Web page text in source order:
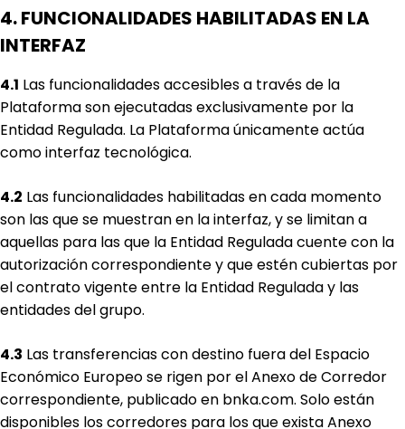
4. FUNCIONALIDADES HABILITADAS EN LA
INTERFAZ
4.1 Las funcionalidades accesibles a través de la
Plataforma son ejecutadas exclusivamente por la
Entidad Regulada. La Plataforma únicamente actúa
como interfaz tecnológica.
4.2 Las funcionalidades habilitadas en cada momento
son las que se muestran en la interfaz, y se limitan a
aquellas para las que la Entidad Regulada cuente con la
autorización correspondiente y que estén cubiertas por
el contrato vigente entre la Entidad Regulada y las
entidades del grupo.
4.3 Las transferencias con destino fuera del Espacio
Económico Europeo se rigen por el Anexo de Corredor
correspondiente, publicado en bnka.com. Solo están
disponibles los corredores para los que exista Anexo